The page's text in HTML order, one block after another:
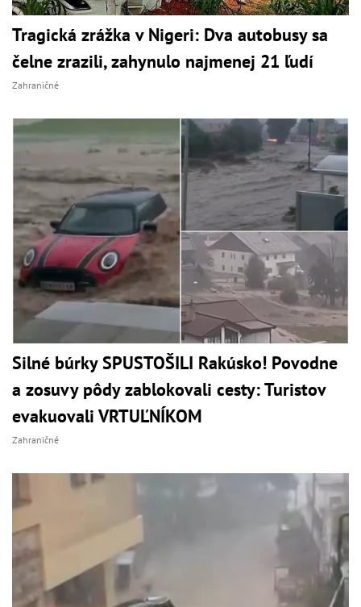
Tragická zrážka v Nigeri: Dva autobusy sa
čelne zrazili, zahynulo najmenej 21 ľudí
Zahraničné
Silné búrky SPUSTOŠILI Rakúsko! Povodne
a zosuvy pôdy zablokovali cesty: Turistov
evakuovali VRTUĽNÍKOM
Zahraničné